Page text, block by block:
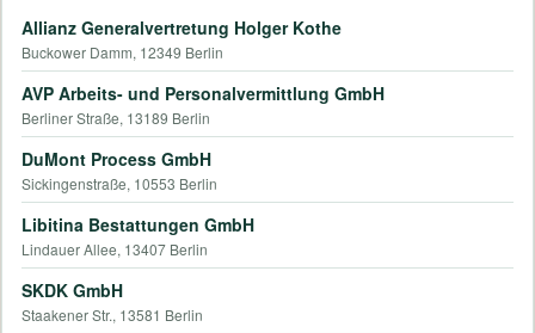
Allianz Generalvertretung Holger Kothe
Buckower Damm, 12349 Berlin
AVP Arbeits- und Personalvermittlung GmbH
Berliner Straße, 13189 Berlin
DuMont Process GmbH
Sickingenstraße, 10553 Berlin
Libitina Bestattungen GmbH
Lindauer Allee, 13407 Berlin
SKDK GmbH
Staakener Str., 13581 Berlin